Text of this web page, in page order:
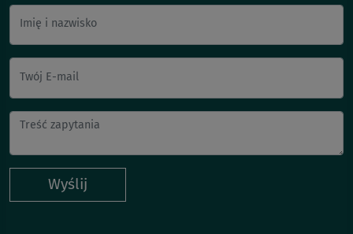
Imię i nazwisko
Twój E-mail
Wyślij